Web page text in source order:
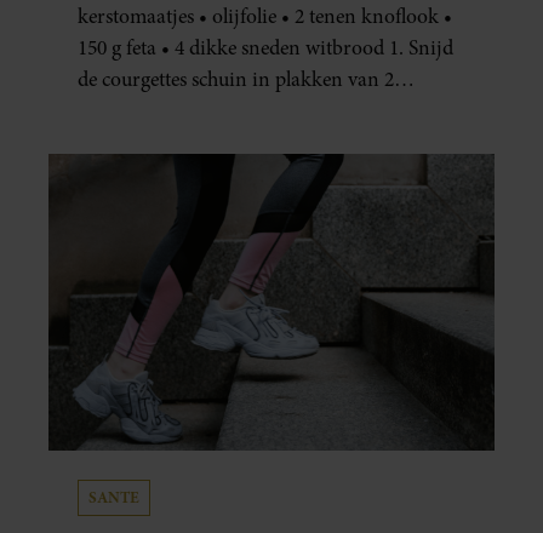
kerstomaatjes • olijfolie • 2 tenen knoflook •
150 g feta • 4 dikke sneden witbrood 1. Snijd
de courgettes schuin in plakken van 2
SANTE